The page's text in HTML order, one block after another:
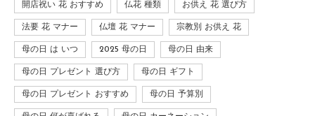
開店祝い 花 おすすめ 仏花 種類 お供え 花 選び方
法要 花 マナー 仏壇 花 マナー 宗教別 お供え 花
母の日 は いつ 2025 母の日 母の日 由来
母の日 プレゼント 選び方 母の日 ギフト
母の日 プレゼント おすすめ 母の日 予算別